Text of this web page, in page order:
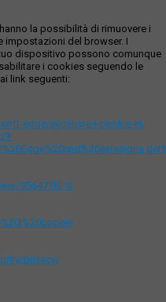
la possibilità di rimuovere i
impostazioni del browser. I
dispositivo possono comunque
i cookies seguendo le
link seguenti:
edge/eliminare-i-cookie-in-
95647?hl=it
privacy/